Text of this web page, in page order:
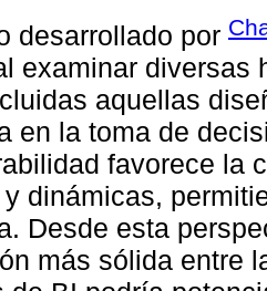
desarrollado por
examinar diversas
aquellas
en la toma de
favorece la
dinámicas,
Desde esta
más sólida entre